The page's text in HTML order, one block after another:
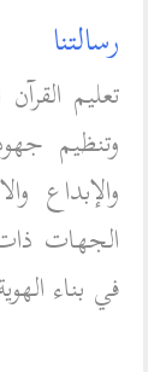
رسالتنا
تعليم
وتنظيم
والإبداع
الجهات
في بناء